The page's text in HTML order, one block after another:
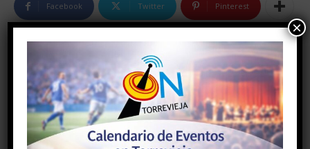
Facebook Twitter Pinterest
Artículo anterior
Cuarta posición para el SC
Torrrevieja
Artículo siguiente
TORREVIEJA, PRESENTE EN
ALICANTE GASTRONÓMICA
2021
×